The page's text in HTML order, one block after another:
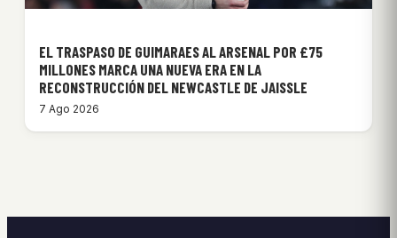
EL TRASPASO DE GUIMARAES AL ARSENAL POR £75
MILLONES MARCA UNA NUEVA ERA EN LA
RECONSTRUCCIÓN DEL NEWCASTLE DE JAISSLE
7 Ago 2026